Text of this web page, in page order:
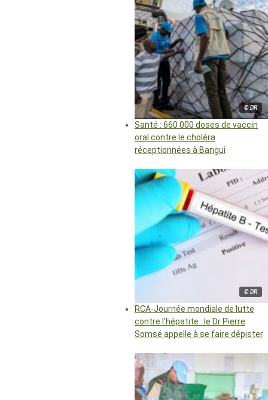
© DR
Santé : 660 000 doses de vaccin
oral contre le choléra
réceptionnées à Bangui
© DR
RCA-Journée mondiale de lutte
contre l’hépatite : le Dr Pierre
Somsé appelle à se faire dépister